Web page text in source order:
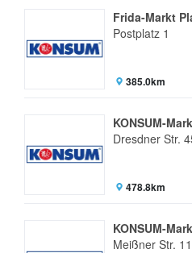
Frida-Markt
Postplatz 1
385.0km
KONSUM-
Dresdner Str.
478.8km
KONSUM-
Meißner Str.